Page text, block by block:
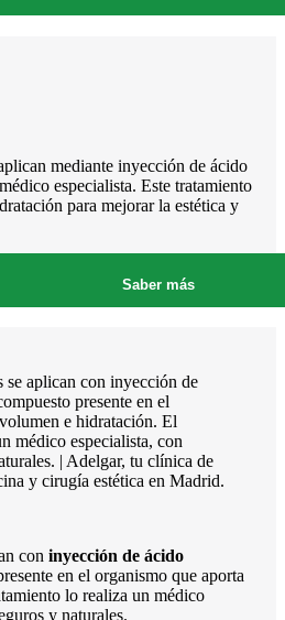
mediante inyección de ácido
especialista. Este tratamiento
para mejorar la estética y
Saber más
con inyección de ácido
en el organismo que aporta
lo realiza un médico
y naturales.